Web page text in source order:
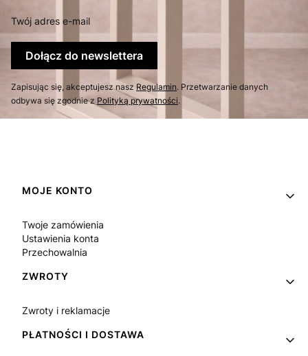
Twój adres e-mail
Dołącz do newslettera
Zapisując się, akceptujesz nasz Regulamin. Przetwarzanie danych
odbywa się zgodnie z Polityką prywatności.
Linki w stopce
MOJE KONTO
Twoje zamówienia
Ustawienia konta
Przechowalnia
ZWROTY
Zwroty i reklamacje
PŁATNOŚCI I DOSTAWA